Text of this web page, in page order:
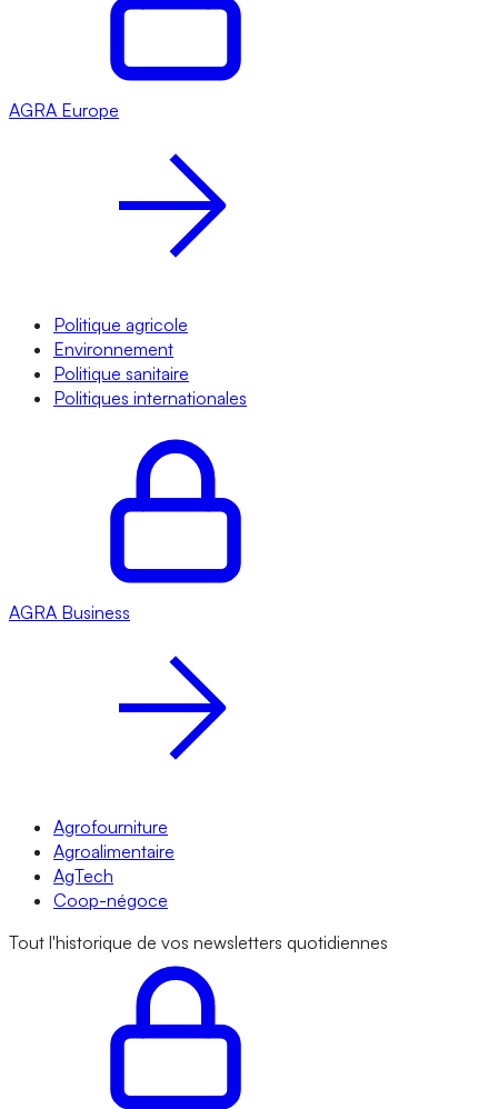
AGRA Europe
Politique agricole
Environnement
Politique sanitaire
Politiques internationales
AGRA Business
Agrofourniture
Agroalimentaire
AgTech
Coop-négoce
Tout l'historique de vos newsletters quotidiennes